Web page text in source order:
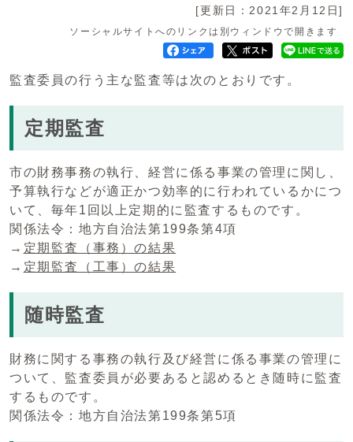
[更新日：2021年2月12日]
ソーシャルサイトへのリンクは別ウィンドウで開きます
監査委員の行う主な監査等は次のとおりです。
定期監査
市の財務事務の執行、経営に係る事業の管理に関し、
予算執行などが適正かつ効率的に行われているかにつ
いて、毎年1回以上定期的に監査するものです。
関係法令：地方自治法第199条第4項
→ 定期監査（事務）の結果
→ 定期監査（工事）の結果
随時監査
財務に関する事務の執行及び経営に係る事業の管理に
ついて、監査委員が必要あると認めるとき随時に監査
するものです。
関係法令：地方自治法第199条第5項